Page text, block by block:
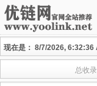
现在是： 8/7/2026, 6:32:36
总收录